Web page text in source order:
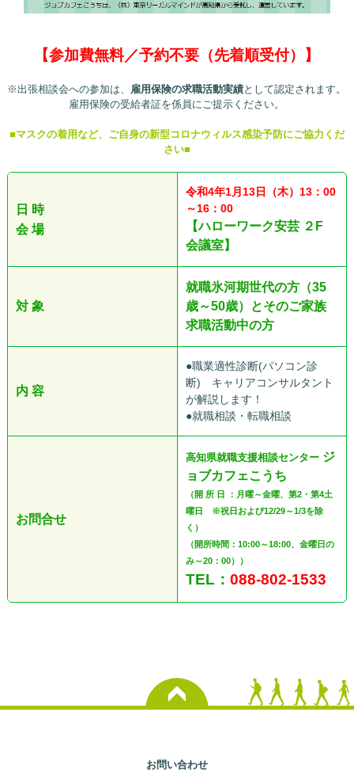
【参加費無料／予約不要（先着順受付）】
※出張相談会への参加は、 雇用保険の求職活動実績として認定されます。
雇用保険の受給者証を係員にご提示ください。
■マスクの着用など、ご自身の新型コロナウィルス感染予防にご協力くだ
さい■
日 時
会 場
令和4年1月13日（木）13：00
～16：00
【ハローワーク安芸 ２F
会議室】
対 象
就職氷河期世代の方（35
歳～50歳）とそのご家族
求職活動中の方
内 容
●職業適性診断(パソコン診
断) キャリアコンサルタント
が解説します！
●就職相談・転職相談
お問合せ
高知県就職支援相談センター ジ
ョブカフェこうち
（開 所 日 ：月曜～金曜、第2・第4土
曜日 ※祝日および12/29～1/3を除
く）
（開所時間：10:00～18:00、金曜日の
み～20：00））
TEL： 088-802-1533
お問い合わせ